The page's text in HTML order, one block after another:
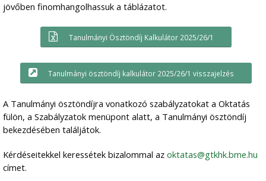
jövőben finomhangolhassuk a táblázatot.
Tanulmányi Ösztöndíj Kalkulátor 2025/26/1
Tanulmányi ösztöndíj kalkulátor 2025/26/1 visszajelzés
A Tanulmányi ösztöndíjra vonatkozó szabályzatokat a Oktatás
fülön, a Szabályzatok menüpont alatt, a Tanulmányi ösztöndíj
bekezdésében találjátok.
Kérdéseitekkel keressétek bizalommal az oktatas@gtkhk.bme.hu
címet.